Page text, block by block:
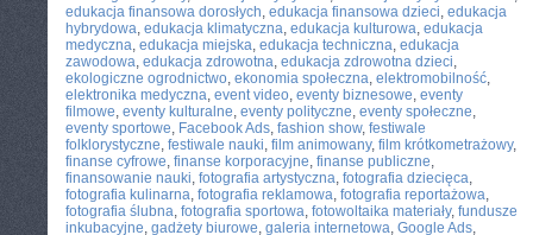
edukacja finansowa dorosłych, edukacja finansowa dzieci, edukacja
hybrydowa, edukacja klimatyczna, edukacja kulturowa, edukacja
medyczna, edukacja miejska, edukacja techniczna, edukacja
zawodowa, edukacja zdrowotna, edukacja zdrowotna dzieci,
ekologiczne ogrodnictwo, ekonomia społeczna, elektromobilność,
elektronika medyczna, event video, eventy biznesowe, eventy
filmowe, eventy kulturalne, eventy polityczne, eventy społeczne,
eventy sportowe, Facebook Ads, fashion show, festiwale
folklorystyczne, festiwale nauki, film animowany, film krótkometrażowy,
finanse cyfrowe, finanse korporacyjne, finanse publiczne,
finansowanie nauki, fotografia artystyczna, fotografia dziecięca,
fotografia kulinarna, fotografia reklamowa, fotografia reportażowa,
fotografia ślubna, fotografia sportowa, fotowoltaika materiały, fundusze
inkubacyjne, gadżety biurowe, galeria internetowa, Google Ads,